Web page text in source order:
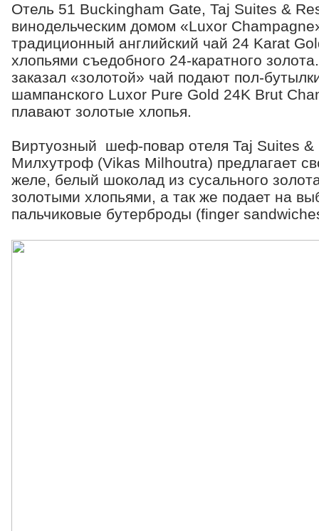
Отель 51 Buckingham Gate, Taj Suites &
винодельческим домом «Luxor
традиционный английский чай 24 Karat
хлопьями съедобного 24-каратного
заказал «золотой» чай подают пол-
шампанского Luxor Pure Gold 24K Brut
плавают золотые хлопья.
Виртуозный шеф-повар отеля Taj Suites &
Милхутроф (Vikas Milhoutra) предлагает
желе, белый шоколад из сусального
золотыми хлопьями, а так же подает на
пальчиковые бутерброды (finger